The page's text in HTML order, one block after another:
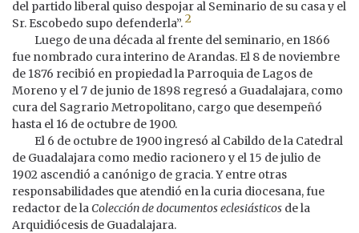
del partido liberal quiso despojar al Seminario de su casa y el
Sr. Escobedo supo defenderla”.2
Luego de una década al frente del seminario, en 1866
fue nombrado cura interino de Arandas. El 8 de noviembre
de 1876 recibió en propiedad la Parroquia de Lagos de
Moreno y el 7 de junio de 1898 regresó a Guadalajara, como
cura del Sagrario Metropolitano, cargo que desempeñó
hasta el 16 de octubre de 1900.
El 6 de octubre de 1900 ingresó al Cabildo de la Catedral
de Guadalajara como medio racionero y el 15 de julio de
1902 ascendió a canónigo de gracia. Y entre otras
responsabilidades que atendió en la curia diocesana, fue
redactor de laColección de documentos eclesiásticos de la
Arquidiócesis de Guadalajara.